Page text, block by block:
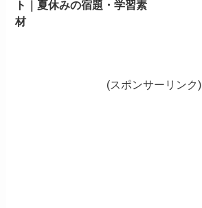
ト｜夏休みの宿題・学習素
材
(スポンサーリンク)